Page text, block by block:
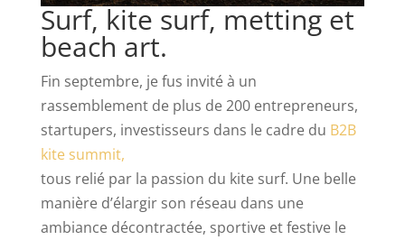
Surf, kite surf, metting et
beach art.
Fin septembre, je fus invité à un
rassemblement de plus de 200 entrepreneurs,
startupers, investisseurs dans le cadre du B2B
kite summit,
tous relié par la passion du kite surf. Une belle
manière d’élargir son réseau dans une
ambiance décontractée, sportive et festive le